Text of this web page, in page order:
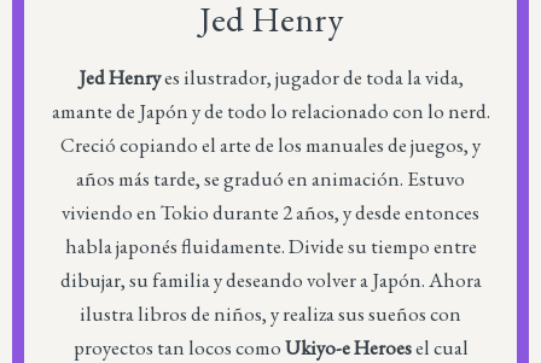
Jed Henry
Jed Henryes ilustrador, jugador de toda la vida,
amante de Japón y de todo lo relacionado con lo nerd.
Creció copiando el arte de los manuales de juegos, y
años más tarde, se graduó en animación. Estuvo
viviendo en Tokio durante 2 años, y desde entonces
habla japonés fluidamente. Divide su tiempo entre
dibujar, su familia y deseando volver a Japón. Ahora
ilustra libros de niños, y realiza sus sueños con
proyectos tan locos comoUkiyo-e Heroesel cual